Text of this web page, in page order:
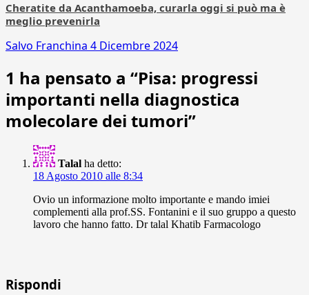
Cheratite da Acanthamoeba, curarla oggi si può ma è
meglio prevenirla
Salvo Franchina 4 Dicembre 2024
1 ha pensato a “Pisa: progressi
importanti nella diagnostica
molecolare dei tumori”
Talal ha detto:
18 Agosto 2010 alle 8:34
Ovio un informazione molto importante e mando imiei
complementi alla prof.SS. Fontanini e il suo gruppo a questo
lavoro che hanno fatto. Dr talal Khatib Farmacologo
Rispondi